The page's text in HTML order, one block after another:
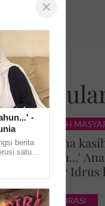
KISAH
'Terima
Tuhan...'
Azhar
luahan hati
INSPIRASI
×
-
berita
satu